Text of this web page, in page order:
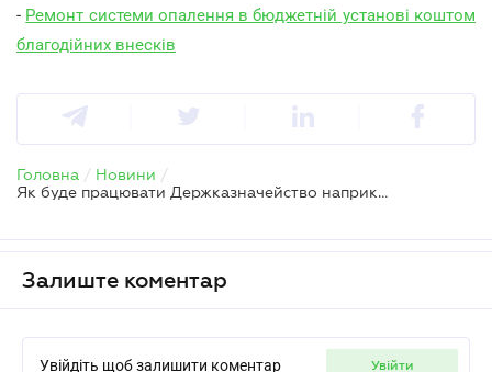
- Ремонт системи опалення в бюджетній установі коштом
благодійних внесків
Головна / Новини /
Як буде працювати Держказначейство наприкінці 2023 року та на початку 2024 року
Залиште коментар
Увійдіть щоб залишити коментар увійти